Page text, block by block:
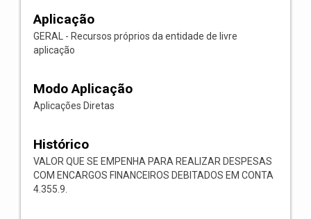
Aplicação
GERAL - Recursos próprios da entidade de livre
aplicação
Modo Aplicação
Aplicações Diretas
Histórico
VALOR QUE SE EMPENHA PARA REALIZAR DESPESAS
COM ENCARGOS FINANCEIROS DEBITADOS EM CONTA
4.355.9.